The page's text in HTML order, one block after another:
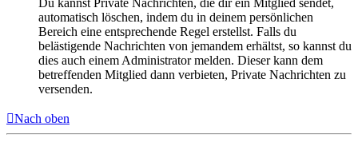
automatisch löschen, indem du in deinem persönlichen
Bereich eine entsprechende Regel erstellst. Falls du
belästigende Nachrichten von jemandem erhältst, so kannst du
dies auch einem Administrator melden. Dieser kann dem
betreffenden Mitglied dann verbieten, Private Nachrichten zu
versenden.
Nach oben